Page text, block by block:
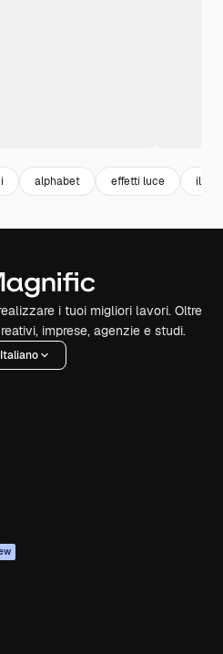
alphabet effetti luce
i tuoi migliori lavori. Oltre
imprese, agenzie e studi.
Italiano